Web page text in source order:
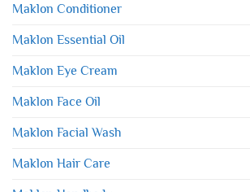
Maklon Conditioner
Maklon Essential Oil
Maklon Eye Cream
Maklon Face Oil
Maklon Facial Wash
Maklon Hair Care